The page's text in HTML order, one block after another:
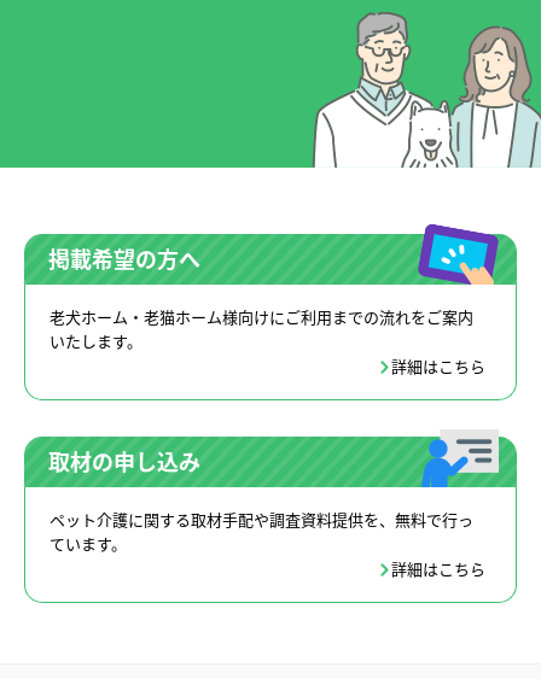
掲載希望の方へ
老犬ホーム・老猫ホーム様向けにご利用までの流れをご案内
いたします。
詳細はこちら
取材の申し込み
ペット介護に関する取材手配や調査資料提供を、無料で行っ
ています。
詳細はこちら